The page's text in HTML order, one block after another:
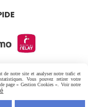
de vente
Gestion cookies
de notre site et analyser notre trafic et
Vous pouvez retirer votre
page « Gestion Cookies ». Voir notre